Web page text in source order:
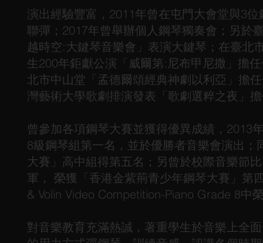
演出經驗豐富，2011年曾在屯門大會堂與3
聯彈；2017年曾舉辦個人鋼琴獨奏會；另於
越時空:大鍵琴音樂會」表演大鍵琴；在臺北
生200年鉅獻公演「威爾第:尼布甲尼撒」擔
北市中山堂「孟德爾頌經典神劇以利亞」擔
灣藝術大學歌劇排演發表「歌劇選粹之夜」
曾參加各項鋼琴大賽並獲得優異成績，2013
8級鋼琴組第一名，並於優勝者音樂會演出；
大賽」高中組得第五名；另曾於校際音樂節
軍， 榮獲「香港金紫荊青少年鋼琴大賽」第
& Volin Video Competition-Piano Grade 8中
對音樂教育充滿熱誠，著重學生於音樂上全